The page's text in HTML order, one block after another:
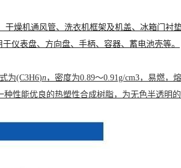
燥机通风管、洗衣机框架及机盖、冰箱门
仪表盘、方向盘、手柄、容器、蓄电池壳等。
为(C3H6)n，密度为0.89～0.91g/cm3， 易燃，
性能优良的热塑性合成树脂，为无色半透明